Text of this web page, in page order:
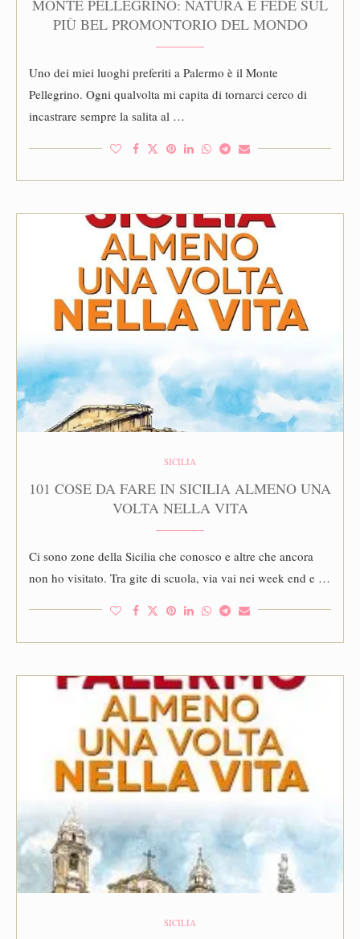
MONTE PELLEGRINO: NATURA E FEDE SUL
PIÙ BEL PROMONTORIO DEL MONDO
Uno dei miei luoghi preferiti a Palermo è il Monte
Pellegrino. Ogni qualvolta mi capita di tornarci cerco di
incastrare sempre la salita al …
SICILIA
101 COSE DA FARE IN SICILIA ALMENO UNA
VOLTA NELLA VITA
Ci sono zone della Sicilia che conosco e altre che ancora
non ho visitato. Tra gite di scuola, via vai nei week end e …
SICILIA